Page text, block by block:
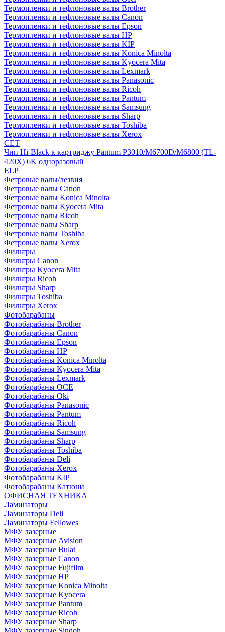
Термопленки и тефлоновые валы Brother
Термопленки и тефлоновые валы Canon
Термопленки и тефлоновые валы Epson
Термопленки и тефлоновые валы HP
Термопленки и тефлоновые валы KIP
Термопленки и тефлоновые валы Konica Minolta
Термопленки и тефлоновые валы Kyocera Mita
Термопленки и тефлоновые валы Lexmark
Термопленки и тефлоновые валы Panasonic
Термопленки и тефлоновые валы Ricoh
Термопленки и тефлоновые валы Pantum
Термопленки и тефлоновые валы Samsung
Термопленки и тефлоновые валы Sharp
Термопленки и тефлоновые валы Toshiba
Термопленки и тефлоновые валы Xerox
CET
Чип Hi-Black к картриджу Pantum P3010/M6700D/M6800 (TL-
420X) 6K одноразовый
ELP
Фетровые валы/лезвия
Фетровые валы Canon
Фетровые валы Konica Minolta
Фетровые валы Kyocera Mita
Фетровые валы Ricoh
Фетровые валы Sharp
Фетровые валы Toshiba
Фетровые валы Xerox
Фильтры
Фильтры Canon
Фильтры Kyocera Mita
Фильтры Ricoh
Фильтры Sharp
Фильтры Toshiba
Фильтры Xerox
Фотобарабаны
Фотобарабаны Brother
Фотобарабаны Canon
Фотобарабаны Epson
Фотобарабаны HP
Фотобарабаны Konica Minolta
Фотобарабаны Kyocera Mita
Фотобарабаны Lexmark
Фотобарабаны OCE
Фотобарабаны Oki
Фотобарабаны Panasonic
Фотобарабаны Pantum
Фотобарабаны Ricoh
Фотобарабаны Samsung
Фотобарабаны Sharp
Фотобарабаны Toshiba
Фотобарабаны Deli
Фотобарабаны Xerox
Фотобарабаны KIP
Фотобарабаны Катюша
ОФИСНАЯ ТЕХНИКА
Ламинаторы
Ламинаторы Deli
Ламинаторы Fellowes
МФУ лазерные
МФУ лазерные Avision
МФУ лазерные Bulat
МФУ лазерные Canon
МФУ лазерные Fujifilm
МФУ лазерные HP
МФУ лазерные Konica Minolta
МФУ лазерные Kyocera
МФУ лазерные Pantum
МФУ лазерные Ricoh
МФУ лазерные Sharp